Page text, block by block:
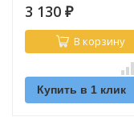
3 130 ₽
В корзину
Купить в 1 клик